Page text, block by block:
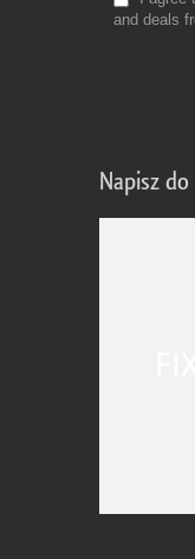
and deals
Napisz